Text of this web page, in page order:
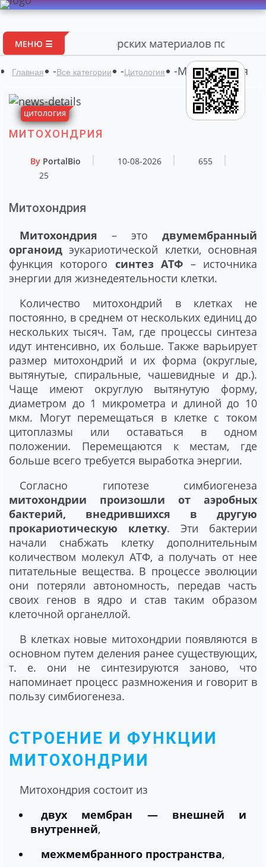
МЕНЮ ☰
Портал авторских материалов по биологии
Главная -Все категории -Цитология -Митохондрия
ЦИТОЛОГИЯ
МИТОХОНДРИЯ
By PortalBio 10-08-2026
655
25
Митохондрия
Митохондрия – это двумембранный
органоид эукариотической клетки, основная
функция которого синтез АТФ – источника
энергии для жизнедеятельности клетки.
Количество митохондрий в клетках не
постоянно, в среднем от нескольких единиц до
нескольких тысяч. Там, где процессы синтеза
идут интенсивно, их больше. Также варьирует
размер митохондрий и их форма (округлые,
вытянутые, спиральные, чашевидные и др.).
Чаще имеют округлую вытянутую форму,
диаметром до 1 микрометра и длиной до 10
мкм. Могут перемещаться в клетке с током
цитоплазмы или оставаться в одном
положении. Перемещаются к местам, где
больше всего требуется выработка энергии.
Согласно гипотезе симбиогенеза
митохондрии произошли от аэробных
бактерий, внедрившихся в другую
прокариотическую клетку. Эти бактерии
начали снабжать клетку дополнительным
количеством молекул АТФ, а получать от нее
питательные вещества. В процессе эволюции
они потеряли автономность, передав часть
своих генов в ядро и став таким образом
клеточной органеллой.
В клетках новые митохондрии появляются в
основном путем деления ранее существующих,
т. е. они не синтезируются заново, что
напоминает процесс размножения и говорит в
пользу симбиогенеза.
СТРОЕНИЕ И ФУНКЦИИ
МИТОХОНДРИИ
Митохондрия состоит из
двух мембран — внешней и
внутренней,
межмембранного пространства,